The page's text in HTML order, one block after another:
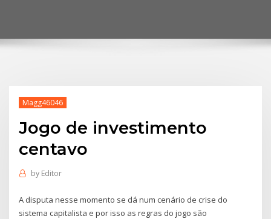
Magg46046
Jogo de investimento
centavo
by Editor
A disputa nesse momento se dá num cenário de crise do
sistema capitalista e por isso as regras do jogo são